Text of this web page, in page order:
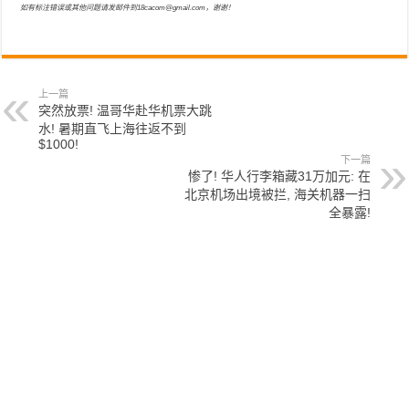
如有标注错误或其他问题请发邮件到18cacom@gmail.com，谢谢！
上一篇
突然放票! 温哥华赴华机票大跳
水! 暑期直飞上海往返不到
$1000!
下一篇
惨了! 华人行李箱藏31万加元: 在
北京机场出境被拦, 海关机器一扫
全暴露!